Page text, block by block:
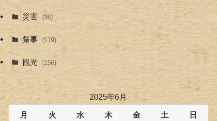
災害 (36)
祭事 (119)
観光 (156)
2025年6月
月 火 水 木 金 土 日